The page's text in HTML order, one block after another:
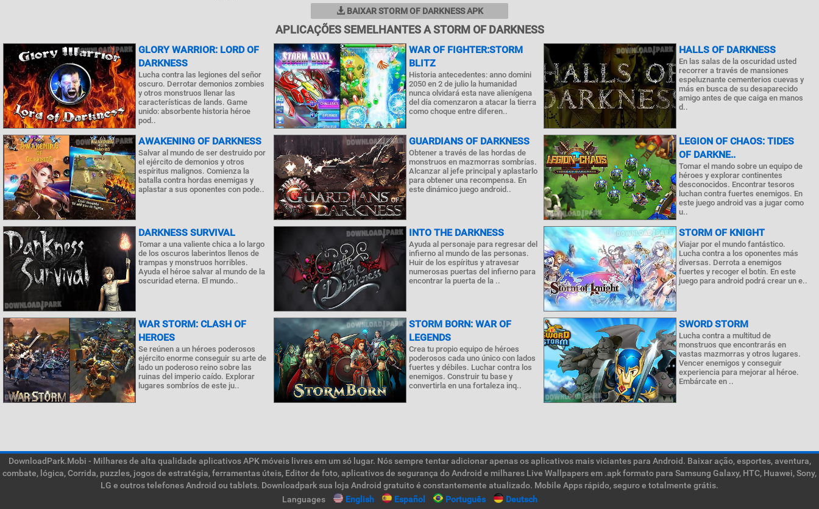
BAIXAR STORM OF DARKNESS APK
APLICAÇÕES SEMELHANTES A STORM OF DARKNESS
GLORY WARRIOR: LORD OF
DARKNESS
Lucha contra las legiones del señor
oscuro. Derrotar demonios zombies
y otros monstruos llenar las
características de lands. Game
unido: absorbente historia héroe
pod..
WAR OF FIGHTER:STORM
BLITZ
Historia antecedentes: anno domini
2050 en 2 de julio la humanidad
nunca olvidará esta nave alienígena
del día comenzaron a atacar la tierra
como choque entre diferen..
HALLS OF DARKNESS
En las salas de la oscuridad usted
recorrer a través de mansiones
espeluznante cementerios cuevas y
más en busca de su desaparecido
amigo antes de que caiga en manos
d..
AWAKENING OF DARKNESS
Salvar al mundo de ser destruido por
el ejército de demonios y otros
espíritus malignos. Comienza la
batalla contra hordas enemigas y
aplastar a sus oponentes con pode..
GUARDIANS OF DARKNESS
Obtener a través de las hordas de
monstruos en mazmorras sombrías.
Alcanzar al jefe principal y aplastarlo
para obtener una recompensa. En
este dinámico juego android..
LEGION OF CHAOS: TIDES
OF DARKNE..
Tomar el mando sobre un equipo de
héroes y explorar continentes
desconocidos. Encontrar tesoros
luchan contra fuertes enemigos. En
este juego android vas a jugar como
u..
DARKNESS SURVIVAL
Tomar a una valiente chica a lo largo
de los oscuros laberintos llenos de
trampas y monstruos horribles.
Ayuda el héroe salvar al mundo de la
oscuridad eterna. El mundo..
INTO THE DARKNESS
Ayuda al personaje para regresar del
infierno al mundo de las personas.
Huir de los espíritus y atravesar
numerosas puertas del infierno para
encontrar la puerta de la ..
STORM OF KNIGHT
Viajar por el mundo fantástico.
Lucha contra a los oponentes más
diversas. Derrota a enemigos
fuertes y recoger el botín. En este
juego para android podrá crear un e..
WAR STORM: CLASH OF
HEROES
Se reúnen a un héroes poderosos
ejército enorme conseguir su arte de
lado un poderoso reino sobre las
ruinas del imperio caído. Explorar
lugares sombríos de este ju..
STORM BORN: WAR OF
LEGENDS
Crea tu propio equipo de héroes
poderosos cada uno único con lados
fuertes y débiles. Luchar contra los
enemigos. Construir tu base y
convertirla en una fortaleza inq..
SWORD STORM
Lucha contra a multitud de
monstruos que encontrarás en
vastas mazmorras y otros lugares.
Vencer enemigos y conseguir
experiencia para mejorar al héroe.
Embárcate en ..
DownloadPark.Mobi - Milhares de alta qualidade aplicativos APK móveis livres em um só lugar. Nós sempre tentar adicionar apenas os aplicativos mais viciantes para Android. Baixar ação, esportes, aventura,
combate, lógica, Corrida, puzzles, jogos de estratégia, ferramentas úteis, Editor de foto, aplicativos de segurança do Android e milhares Live Wallpapers em .apk formato para Samsung Galaxy, HTC, Huawei, Sony,
LG e outros telefones Android ou tablets. Downloadpark sua loja Android gratuito é constantemente atualizado. Mobile Apps rápido, seguro e totalmente grátis.
Languages
English Español Português
Deutsch